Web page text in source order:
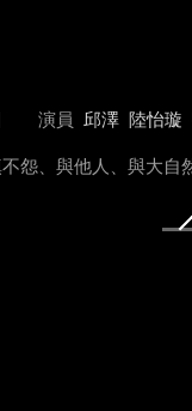
演員 邱澤 陸怡璇
、與他人、與大